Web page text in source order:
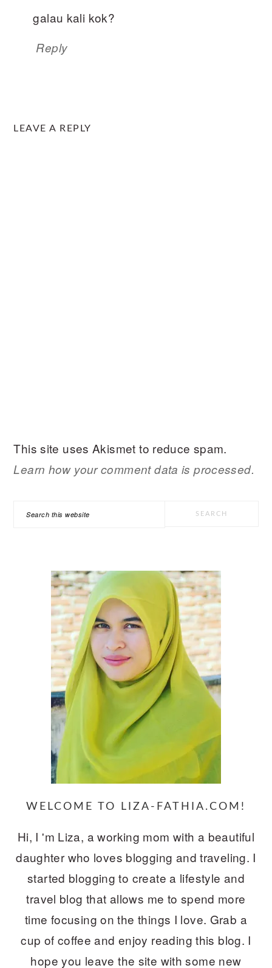
galau kali kok?
Reply
LEAVE A REPLY
This site uses Akismet to reduce spam.
Learn how your comment data is processed.
Search
WELCOME TO LIZA-FATHIA.COM!
Hi, I 'm Liza, a working mom with a beautiful
daughter who loves blogging and traveling. I
started blogging to create a lifestyle and
travel blog that allows me to spend more
time focusing on the things I love. Grab a
cup of coffee and enjoy reading this blog. I
hope you leave the site with some new